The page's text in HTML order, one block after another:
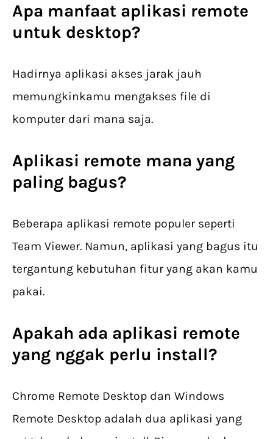
Apa manfaat aplikasi remote
untuk desktop?
Hadirnya aplikasi akses jarak jauh
memungkinkamu mengakses file di
komputer dari mana saja.
Aplikasi remote mana yang
paling bagus?
Beberapa aplikasi remote populer seperti
Team Viewer. Namun, aplikasi yang bagus itu
tergantung kebutuhan fitur yang akan kamu
pakai.
Apakah ada aplikasi remote
yang nggak perlu install?
Chrome Remote Desktop dan Windows
Remote Desktop adalah dua aplikasi yang